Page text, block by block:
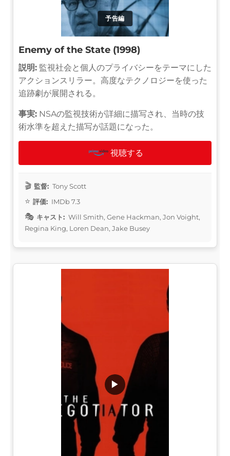
予告編
Enemy of the State (1998)
説明: 監視社会と個人のプライバシーをテーマにした
アクションスリラー。高度なテクノロジーを使った
追跡劇が展開される。
事実: NSAの監視技術が詳細に描写され、当時の技
術水準を超えた描写が話題になった。
視聴する
監督: Tony Scott
評価: IMDb 7.3
キャスト: Will Smith, Gene Hackman, Jon Voight,
Regina King, Loren Dean, Jake Busey
▶